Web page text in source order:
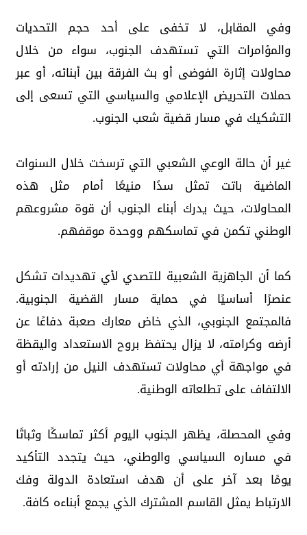
وفي المقابل، لا تخفى على أحد حجم التحديات
والمؤامرات التي تستهدف الجنوب، سواء من خلال
محاولات إثارة الفوضى أو بث الفرقة بين أبنائه، أو عبر
حملات التحريض الإعلامي والسياسي التي تسعى إلى
التشكيك في مسار قضية شعب الجنوب.
غير أن حالة الوعي الشعبي التي ترسخت خلال السنوات
الماضية باتت تمثل سدًا منيعًا أمام مثل هذه
المحاولات، حيث يدرك أبناء الجنوب أن قوة مشروعهم
الوطني تكمن في تماسكهم ووحدة موقفهم.
كما أن الجاهزية الشعبية للتصدي لأي تهديدات تشكل
عنصرًا أساسيًا في حماية مسار القضية الجنوبية.
فالمجتمع الجنوبي، الذي خاض معارك صعبة دفاعًا عن
أرضه وكرامته، لا يزال يحتفظ بروح الاستعداد واليقظة
في مواجهة أي محاولات تستهدف النيل من إرادته أو
الالتفاف على تطلعاته الوطنية.
وفي المحصلة، يظهر الجنوب اليوم أكثر تماسكًا وثباتًا
في مساره السياسي والوطني، حيث يتجدد التأكيد
يومًا بعد آخر على أن هدف استعادة الدولة وفك
الارتباط يمثل القاسم المشترك الذي يجمع أبناءه كافة.